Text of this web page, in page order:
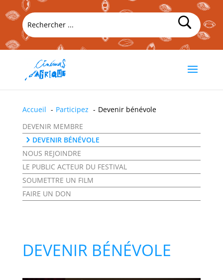
Accueil Participez
Devenir bénévole
DEVENIR MEMBRE
DEVENIR BÉNÉVOLE
NOUS REJOINDRE
LE PUBLIC ACTEUR DU FESTIVAL
SOUMETTRE UN FILM
FAIRE UN DON
DEVENIR BÉNÉVOLE